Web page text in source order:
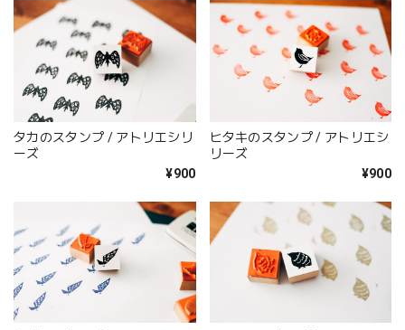
タカのスタンプ / アトリエシリ
ーズ
¥900
ヒタキのスタンプ / アトリエシ
リーズ
¥900